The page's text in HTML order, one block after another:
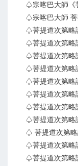
♤宗喀巴大師《
♤宗喀巴大師
♤菩提道次第略
♤菩提道次第略
♤菩提道次第略
♤菩提道次第略
♤菩提道次第略
♤菩提道次第略
♤菩提道次第略
♤菩提道次第略
♤ 菩提道次第
♤菩提道次第略
♤菩提道次第略